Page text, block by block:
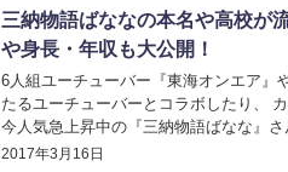
三納物語ばななの本名や高校が
や身長・年収も大公開！
2017年3月16日
6人組ユーチューバー『東海オンエア』
たるユーチューバーとコラボしたり、
今人気急上昇中の『三納物語ばなな』さん！ その為か最近、彼の個人情報が続々と流出
模様です！ そこで今回は、今話題の『